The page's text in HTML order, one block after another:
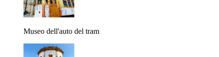
Museo dell'auto del tram